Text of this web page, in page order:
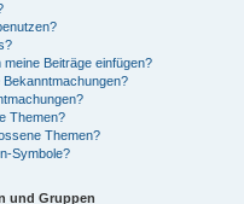
meine Beiträge einfügen?
Bekanntmachungen?
Themen?
Themen?
Symbole?
und Gruppen